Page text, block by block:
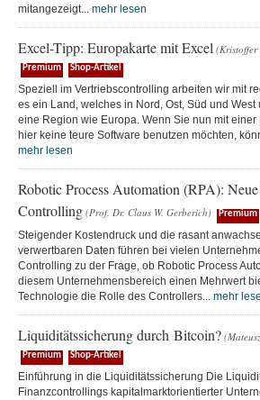
mitangezeigt... mehr lesen
Excel-Tipp: Europakarte mit Excel (Kristoffer
Premium Shop-Artikel
Speziell im Vertriebscontrolling arbeiten wir mit
es ein Land, welches in Nord, Ost, Süd und West
eine Region wie Europa. Wenn Sie nun mit
hier keine teure Software benutzen möchten,
mehr lesen
Robotic Process Automation (RPA):
Controlling (Prof. Dr. Claus W. Gerberich) Premium
Steigender Kostendruck und die rasant
verwertbaren Daten führen bei vielen
Controlling zu der Frage, ob Robotic Process
diesem Unternehmensbereich einen Mehrwert
Technologie die Rolle des Controllers... mehr
Liquiditätssicherung durch Bitcoin?
Premium Shop-Artikel
Einführung in die Liquiditätssicherung Die
Finanzcontrollings kapitalmarktorientierter